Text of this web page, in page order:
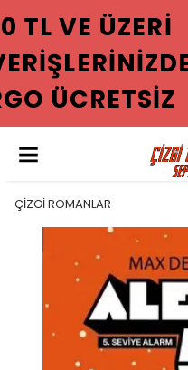
2000
KARGO
ÇİZGİ ROMANLAR